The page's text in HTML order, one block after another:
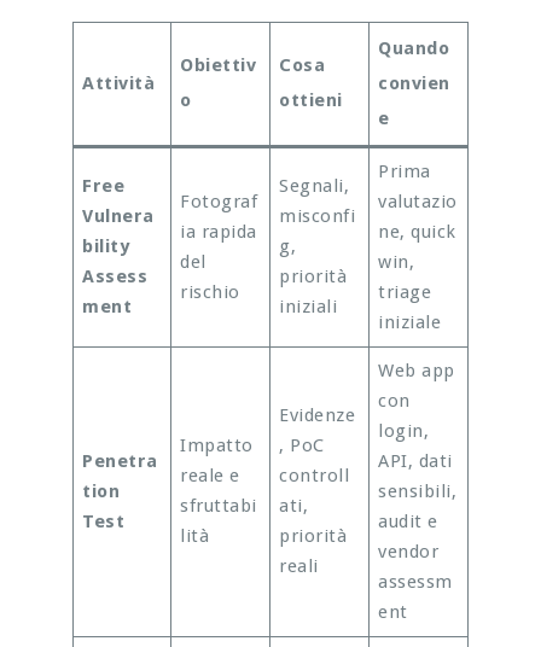
Attività
Obiettiv
o
Cosa
ottieni
Quando
convien
e
Free
Vulnera
bility
Assess
ment
Fotograf
ia rapida
del
rischio
Segnali,
misconfi
g,
priorità
iniziali
Prima
valutazio
ne, quick
win,
triage
iniziale
Penetra
tion
Test
Impatto
reale e
sfruttabi
lità
Evidenze
, PoC
controll
ati,
priorità
reali
Web app
con
login,
API, dati
sensibili,
audit e
vendor
assessm
ent